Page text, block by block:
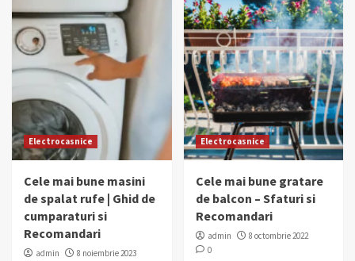
Electrocasnice
Cele mai bune masini
de spalat rufe | Ghid de
cumparaturi si
Recomandari
admin
8 noiembrie 2023
Electrocasnice
Cele mai bune gratare
de balcon – Sfaturi si
Recomandari
admin
8 octombrie 2022
0